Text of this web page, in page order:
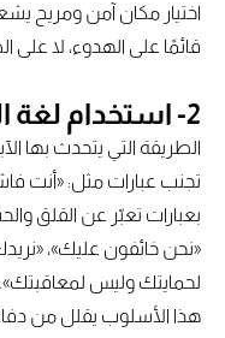
اختيار مكان آمن ومريح
قائمًا على الهدوء، لا على
2- استخدام لغة الدعم بدلًا من الاتهام
الطريقة التي يتحدث بها
تجنب عبارات مثل: «أنت
بعبارات تعبّر عن القلق
«نحن خائفون عليك»،
لحمايتك وليس لمعاقبتك».
هذا الأسلوب يقلل من